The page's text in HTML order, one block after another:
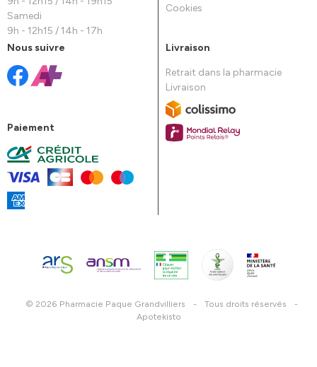
Samedi
9h - 12h15 / 14h - 17h
Cookies
Nous suivre
Paiement
Livraison
Retrait dans la pharmacie
Livraison
© 2026 Pharmacie Paque Grandvilliers - Tous droits réservés
-
Apotekisto